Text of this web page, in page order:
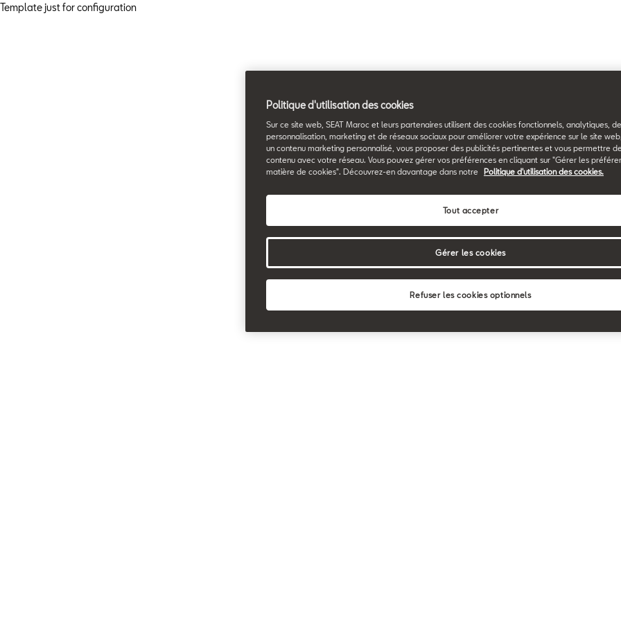
Template just for configuration
Politique d'utilisation des cookies
Sur ce site web, SEAT Maroc et leurs partenaires utilisent des cookies fonctionnels, analytiques, de
personnalisation, marketing et de réseaux sociaux pour améliorer votre expérience sur le site
un contenu marketing personnalisé, vous proposer des publicités pertinentes et vous permettre
contenu avec votre réseau. Vous pouvez gérer vos préférences en cliquant sur "Gérer les
matière de cookies". Découvrez-en davantage dans notre
Politique d'utilisation des cookies.
Refuser les cookies optionnels
Tout accepter
Gérer les cookies